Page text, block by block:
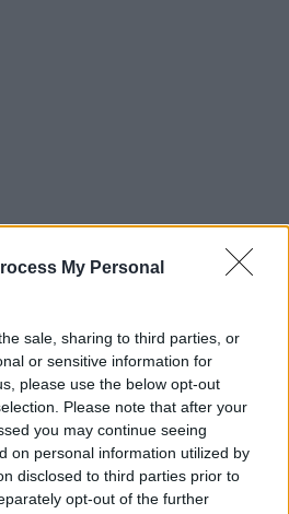
My Personal
sale, sharing to third parties, or
or sensitive information for
please use the below opt-out
Please note that after your
you may continue seeing
on personal information utilized by
disclosed to third parties prior to
opt-out of the further